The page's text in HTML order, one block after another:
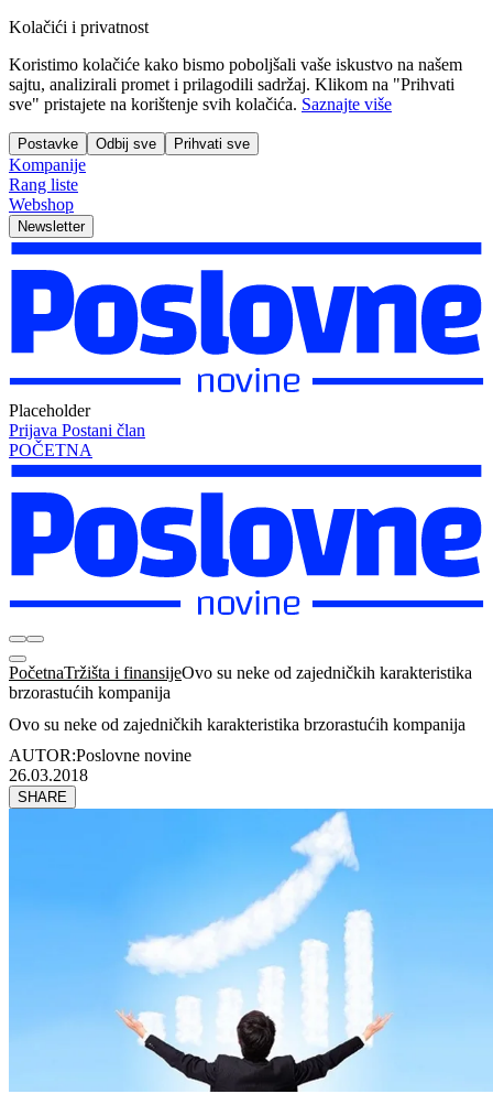
Kolačići i privatnost
Koristimo kolačiće kako bismo poboljšali vaše iskustvo na našem
sajtu, analizirali promet i prilagodili sadržaj. Klikom na "Prihvati
sve" pristajete na korištenje svih kolačića. Saznajte više
Postavke Odbij sve Prihvati sve
Kompanije
Rang liste
Webshop
Newsletter
Placeholder
Prijava Postani član
POČETNA
PočetnaTržišta i finansijeOvo su neke od zajedničkih karakteristika
brzorastućih kompanija
Ovo su neke od zajedničkih karakteristika brzorastućih kompanija
AUTOR:Poslovne novine
26.03.2018
SHARE